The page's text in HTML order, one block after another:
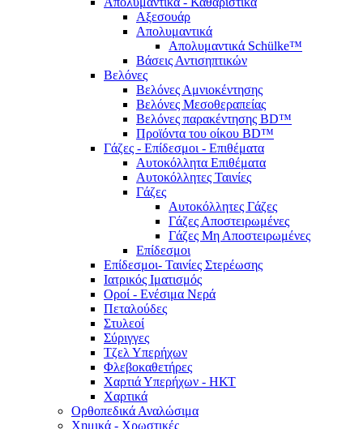
Αξεσουάρ
Απολυμαντικά
Απολυμαντικά Schülke™
Βάσεις Αντισηπτικών
Βελόνες
Βελόνες Αμνιοκέντησης
Βελόνες Μεσοθεραπείας
Βελόνες παρακέντησης BD™
Προϊόντα του οίκου BD™
Γάζες - Επίδεσμοι - Επιθέματα
Αυτοκόλλητα Επιθέματα
Αυτοκόλλητες Ταινίες
Γάζες
Αυτοκόλλητες Γάζες
Γάζες Αποστειρωμένες
Γάζες Μη Αποστειρωμένες
Επίδεσμοι
Επίδεσμοι- Ταινίες Στερέωσης
Ιατρικός Ιματισμός
Οροί - Ενέσιμα Νερά
Πεταλούδες
Στυλεοί
Σύριγγες
Τζελ Υπερήχων
Φλεβοκαθετήρες
Χαρτιά Υπερήχων - ΗΚΤ
Χαρτικά
Ορθοπεδικά Αναλώσιμα
Χημικά - Χρωστικές